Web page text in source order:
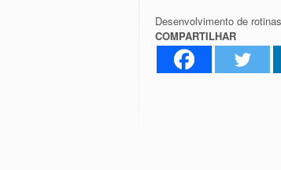
Desenvolvimento de
COMPARTILHAR